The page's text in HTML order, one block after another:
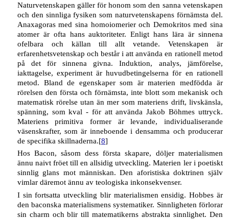
Naturvetenskapen gäller för honom som den sanna vetenskapen
och den sinnliga fysiken som naturvetenskapens förnämsta del.
Anaxagoras med sina homoiomerier och Demokritos med sina
atomer är ofta hans auktoriteter. Enligt hans lära är sinnena
ofelbara och källan till allt vetande. Vetenskapen är
erfarenhetsvetenskap och består i att använda en rationell metod
på det för sinnena givna. Induktion, analys, jämförelse,
iakttagelse, experiment är huvudbetingelserna för en rationell
metod. Bland de egenskaper som är materien medfödda är
rörelsen den första och förnämsta, inte blott som mekanisk och
matematisk rörelse utan än mer som materiens drift, livskänsla,
spänning, som kval - för att använda Jakob Böhmes uttryck.
Materiens primitiva former är levande, individualiserande
väsenskrafter, som är inneboende i densamma och producerar
de specifika skillnaderna.[8]
Hos Bacon, såsom dess första skapare, döljer materialismen
ännu naivt fröet till en allsidig utveckling. Materien ler i poetiskt
sinnlig glans mot människan. Den aforistiska doktrinen själv
vimlar däremot ännu av teologiska inkonsekvenser.
I sin fortsatta utveckling blir materialismen ensidig. Hobbes är
den baconska materialismens systematiker. Sinnligheten förlorar
sin charm och blir till matematikerns abstrakta sinnlighet. Den